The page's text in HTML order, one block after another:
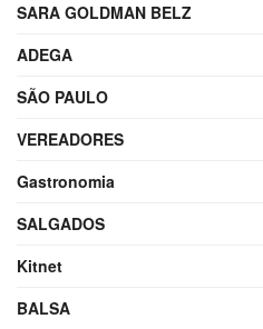
SARA GOLDMAN BELZ
ADEGA
SÃO PAULO
VEREADORES
Gastronomia
SALGADOS
Kitnet
BALSA